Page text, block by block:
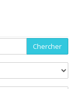
Chercher